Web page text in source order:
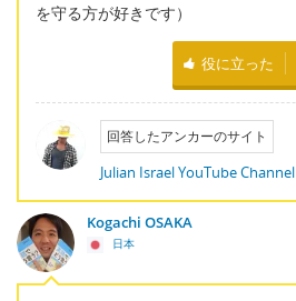
を守る方が好きです）
役に立った
回答したアンカーのサイト
Julian Israel YouTube Channel
Kogachi OSAKA
日本